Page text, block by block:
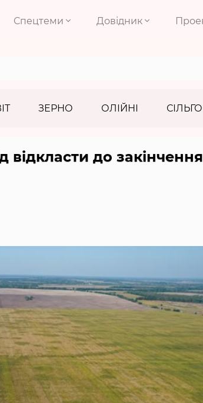
Спецтеми Довідник
ЗЕРНО ОЛІЙНІ
відкласти до закінчення